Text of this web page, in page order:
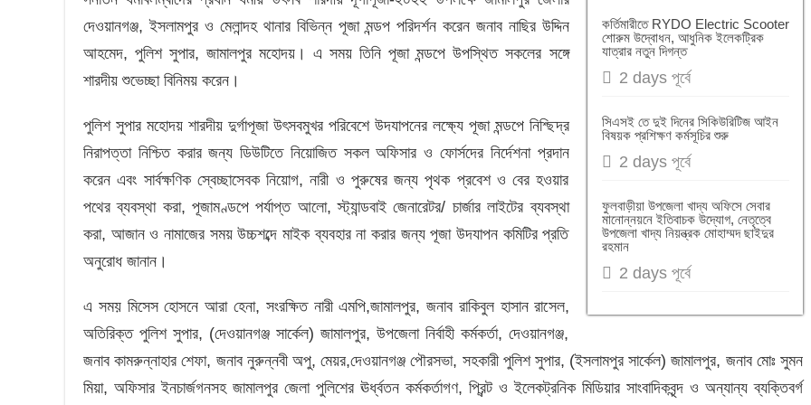
ভালুকা উপজেলা খাদ্য অফিসে সেবার মানোন্নয়নে উপজেলা খাদ্য নিয়ন্ত্রক মোঃ হাসান আলী মিয়ার নেতৃত্ব
শুরু হলো ‘আনোয়ার টেক্সটাইল মিল উইক’-এর ৩য় আসর
ত্রিশাল উপজেলা খাদ্য অফিসে সেবার মানোন্নয়নে উপজেলা খাদ্য নিয়ন্ত্রক শ্যামল সরকারের নেতৃত্ব প্রশংসিত
জনবান্ধব সেবায় আস্থার প্রতীক: ময়মনসিংহ সদর উপজেলা খাদ্য অফিসে মোঃ রেজাউল ইসলামের নেতৃত্বে
মুক্তাগাছা উপজেলা খাদ্য অফিসে সেবার মানোন্নয়নে প্রশংসিত উপজেলা খাদ্য নিয়ন্ত্রক মুহাম্মদ আশরাফ আলী
কর্তিমারীতে RYDO Electric Scooter
শোরুম উদ্বোধন, আধুনিক ইলেকট্রিক
যাত্রার নতুন দিগন্ত
2 days পূর্বে
সিএসই তে দুই দিনের সিকিউরিটিজ আইন
বিষয়ক প্রশিক্ষণ কর্মসূচির শুরু
2 days পূর্বে
ফুলবাড়ীয়া উপজেলা খাদ্য অফিসে সেবার
মানোন্নয়নে ইতিবাচক উদ্যোগ, নেতৃত্বে
উপজেলা খাদ্য নিয়ন্ত্রক মোহাম্মদ ছাইদুর
রহমান
2 days পূর্বে
দেওয়ানগঞ্জ, ইসলামপুর ও মেলান্দহ থানার বিভিন্ন পূজা মন্ডপ পরিদর্শন করেন জনাব নাছির উদ্দিন
আহমেদ, পুলিশ সুপার, জামালপুর মহোদয়। এ সময় তিনি পূজা মন্ডপে উপস্থিত সকলের সঙ্গে
শারদীয় শুভেচ্ছা বিনিময় করেন।
পুলিশ সুপার মহোদয় শারদীয় দুর্গাপূজা উৎসবমুখর পরিবেশে উদযাপনের লক্ষ্যে পূজা মন্ডপে নিশ্ছিদ্র
নিরাপত্তা নিশ্চিত করার জন্য ডিউটিতে নিয়োজিত সকল অফিসার ও ফোর্সদের নির্দেশনা প্রদান
করেন এবং সার্বক্ষণিক স্বেচ্ছাসেবক নিয়োগ, নারী ও পুরুষের জন্য পৃথক প্রবেশ ও বের হওয়ার
পথের ব্যবস্থা করা, পূজামণ্ডপে পর্যাপ্ত আলো, স্ট্যান্ডবাই জেনারেটর/ চার্জার লাইটের ব্যবস্থা
করা, আজান ও নামাজের সময় উচ্চশব্দে মাইক ব্যবহার না করার জন্য পূজা উদযাপন কমিটির প্রতি
অনুরোধ জানান।
এ সময় মিসেস হোসনে আরা হেনা, সংরক্ষিত নারী এমপি,জামালপুর, জনাব রাকিবুল হাসান রাসেল,
অতিরিক্ত পুলিশ সুপার, (দেওয়ানগঞ্জ সার্কেল) জামালপুর, উপজেলা নির্বাহী কর্মকর্তা, দেওয়ানগঞ্জ,
জনাব কামরুন্নাহার শেফা, জনাব নুরুন্নবী অপু, মেয়র,দেওয়ানগঞ্জ পৌরসভা, সহকারী পুলিশ সুপার, (ইসলামপুর সার্কেল) জামালপুর, জনাব মোঃ সুমন
মিয়া, অফিসার ইনচার্জগনসহ জামালপুর জেলা পুলিশের ঊর্ধ্বতন কর্মকর্তাগণ, প্রিন্ট ও ইলেকট্রনিক মিডিয়ার সাংবাদিকবৃন্দ ও অন্যান্য ব্যক্তিবর্গ